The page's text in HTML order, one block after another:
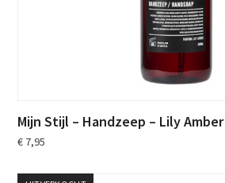
Mijn Stijl – Handzeep – Lily Amber
€ 7,95